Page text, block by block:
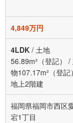
4,849万円
4LDK / 土地
56.89m²（登記）
/
物107.17m²（登記）
地上2階建
福岡県福岡市西区
宕1丁目